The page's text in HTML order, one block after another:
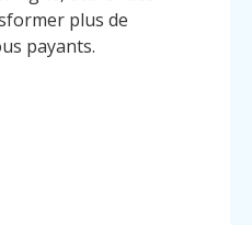
plus de
payants.